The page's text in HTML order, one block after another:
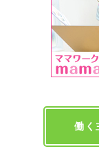
働く